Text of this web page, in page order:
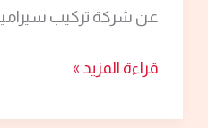
عن شركة تركيب
قراءة المزيد »